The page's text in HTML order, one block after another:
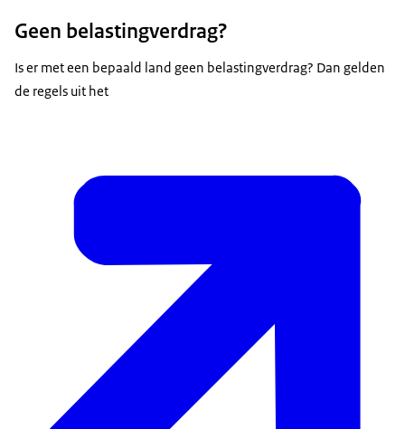
Geen belastingverdrag?
Is er met een bepaald land geen belastingverdrag? Dan gelden
de regels uit het